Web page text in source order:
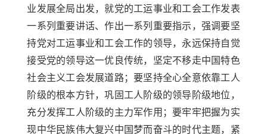
业发展全局出发，就党的工运事业和工会工作发表
一系列重要讲话、作出一系列重要指示，强调要坚
持党对工运事业和工会工作的领导，永远保持自觉
接受党的领导这一优良传统，坚定不移走中国特色
社会主义工会发展道路；要坚持全心全意依靠工人
阶级的根本方针，巩固工人阶级的领导阶级地位，
充分发挥工人阶级的主力军作用；要牢牢把握为实
现中华民族伟大复兴中国梦而奋斗的时代主题，紧